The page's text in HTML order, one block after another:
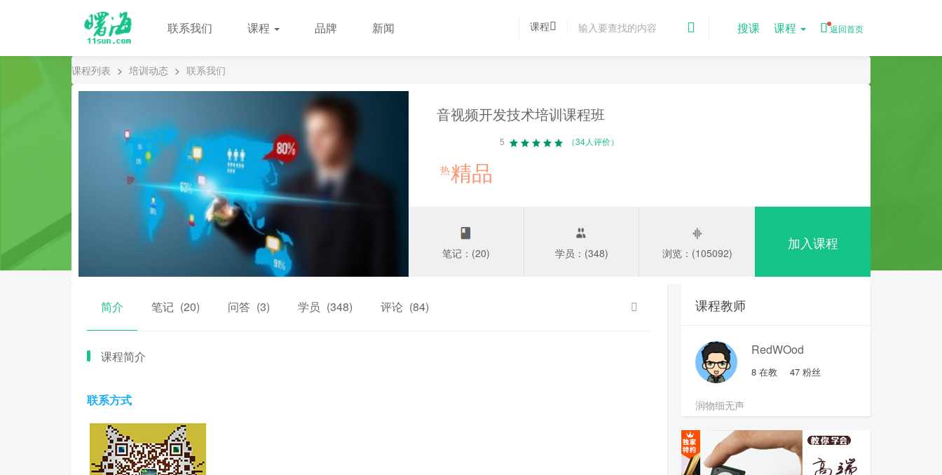
联系我们 课程 品牌 新闻 搜课 课程 返回首页
课程
课程列表 > 培训动态 > 联系我们
音视频开发技术培训课程班
5 （34人评价）
热精品
笔记：(20) 学员：(348) 浏览：(105092)
加入课程
简介 笔记 (20) 问答 (3) 学员 (348) 评论 (84)
课程简介
联系方式
课程教师
RedWOod
8 在教 47 粉丝
润物细无声